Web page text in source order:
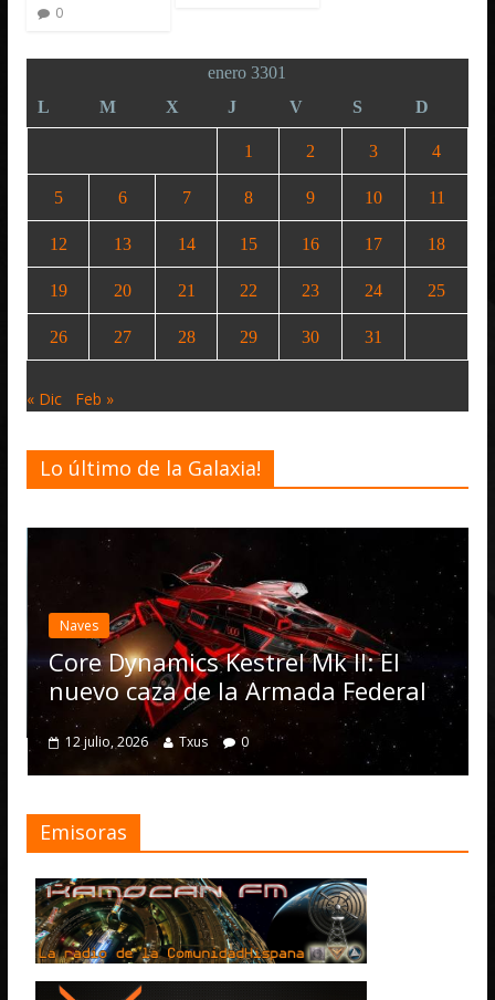
0
enero 3301
L
M X J V S D
1 2 3 4
5 6 7 8 9 10 11
12 13 14 15 16 17 18
19 20 21 22 23 24 25
26 27 28 29 30 31
« Dic Feb »
Lo último de la Galaxia!
Core Dynamics Kestrel Mk II: El
nuevo caza de la Armada Federal
12 julio, 2026 Txus 0
Emisoras